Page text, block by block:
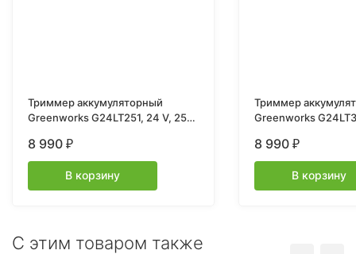
Триммер аккумуляторный
Greenworks G24LT251, 24 V, 25
8 990 ₽
В корзину
Триммер
Greenworks G24LT301,
8 990 ₽
В корзину
C этим товаром также